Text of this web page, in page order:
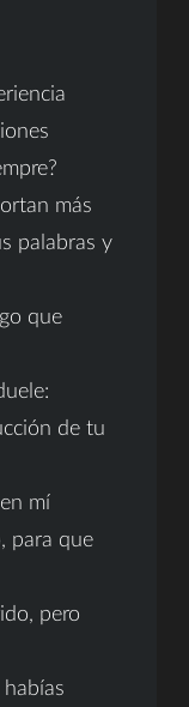
más
palabras y
que
de tu
mí
para que
pero